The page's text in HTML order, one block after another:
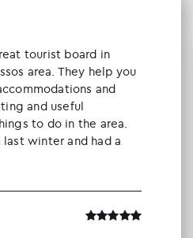
tourist board in
area. They help you
and
and useful
to do in the area.
winter and had a